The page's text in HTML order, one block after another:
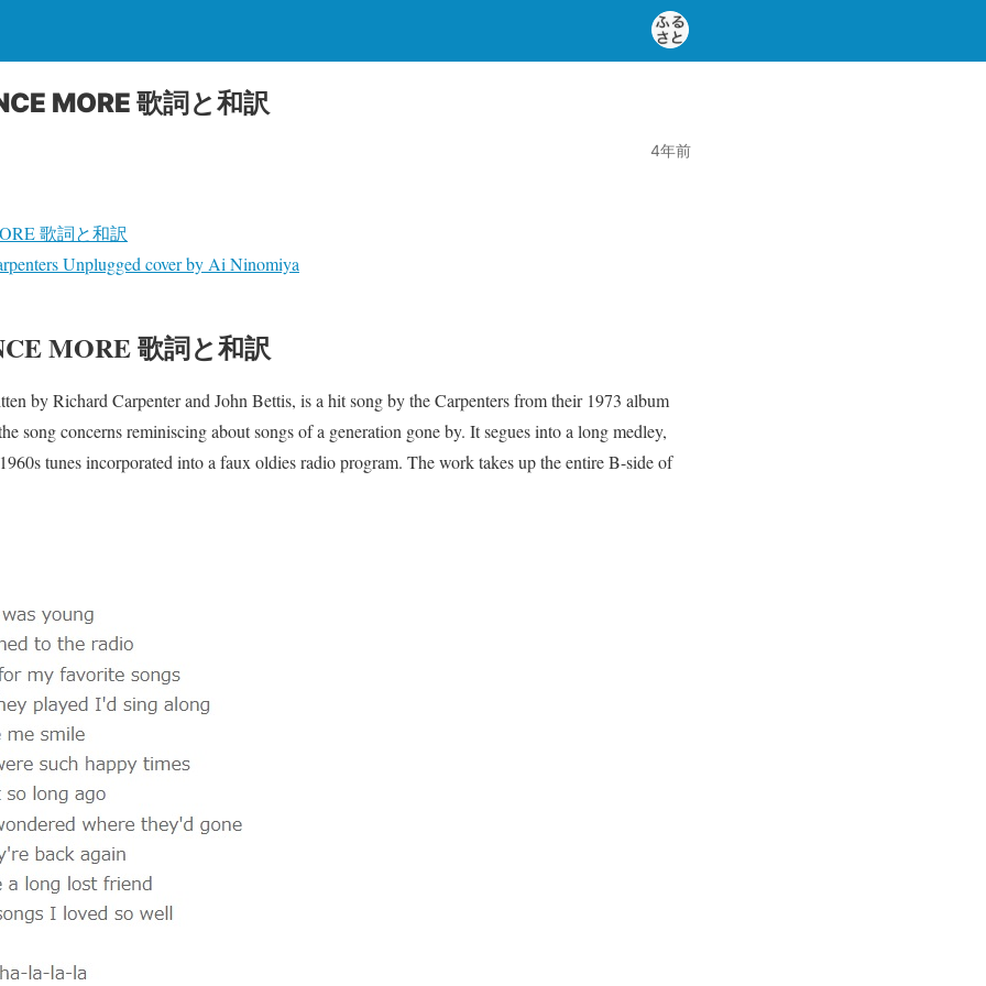
MORE 歌詞と和訳
4年前
歌詞と和訳
Unplugged cover by Ai Ninomiya
MORE 歌詞と和訳
by Richard Carpenter and John Bettis, is a hit song by the Carpenters from their 1973 album
song concerns reminiscing about songs of a generation gone by. It segues into a long medley,
tunes incorporated into a faux oldies radio program. The work takes up the entire B-side of